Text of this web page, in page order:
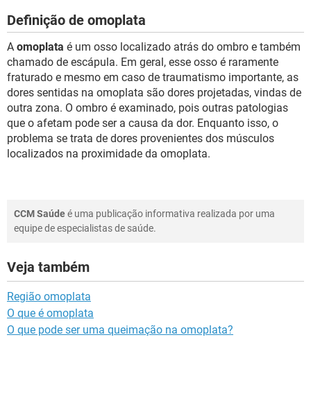
SEXUALIDADE
GLOSSÁRIO
Definição de omoplata
A omoplata é um osso localizado atrás do ombro e também
chamado de escápula. Em geral, esse osso é raramente
fraturado e mesmo em caso de traumatismo importante, as
dores sentidas na omoplata são dores projetadas, vindas de
outra zona. O ombro é examinado, pois outras patologias
que o afetam pode ser a causa da dor. Enquanto isso, o
problema se trata de dores provenientes dos músculos
localizados na proximidade da omoplata.
CCM Saúdeé uma publicação informativa realizada por uma
equipe de especialistas de saúde.
Veja também
Região omoplata
O que é omoplata
O que pode ser uma queimação na omoplata?